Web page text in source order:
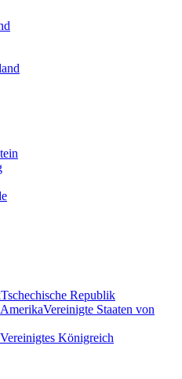
Tschechische Republik
Vereinigte Staaten von
Vereinigtes Königreich